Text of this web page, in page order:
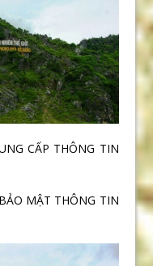
CẤP THÔNG TIN
MẬT THÔNG TIN